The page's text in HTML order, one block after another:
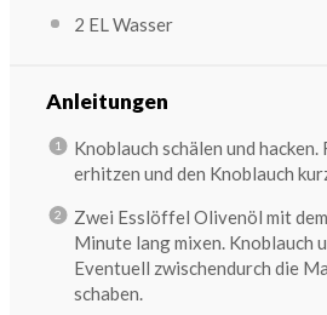
2 EL Wasser
Anleitungen
Knoblauch schälen und
erhitzen und den Knoblauch
Zwei Esslöffel Olivenöl mit
Minute lang mixen. Knoblauch
Eventuell zwischendurch die
schaben.